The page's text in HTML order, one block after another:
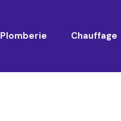
Plomberie Chauffage